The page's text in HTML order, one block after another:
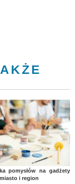
pomysłów na gadżety
i region